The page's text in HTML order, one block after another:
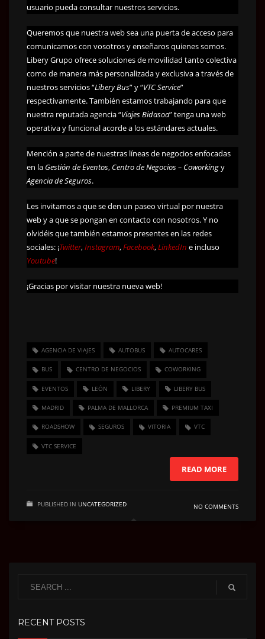
usuario pueda consultar nuestros servicios.
Queremos que nuestra web sea una puerta de acceso para
comunicarnos con vosotros y enseñaros quienes somos.
Libery Grupo ofrece soluciones de movilidad tanto colectiva
como de manera más personalizada y exclusiva a través de
nuestros servicios “Libery Bus” y “VTC Service”
respectivamente. También estamos trabajando para que
nuestra reputada agencia “Viajes Bidasoa” tenga una web
operativa y funcional acorde a los estándares actuales.
Mención a parte de nuestras líneas de negocios enfocadas
en la Gestión de Eventos, Centro de Negocios – Coworkingy
Agencia de Seguros.
Les invitamos a que se den un paseo virtual por nuestra
web y a que se pongan en contacto con nosotros. Y no
olvidéis que también estamos presentes en las redes
sociales: ¡Twitter,Instagram,Facebook,LinkedIn e incluso
Youtube!
¡Gracias por visitar nuestra nueva web!
AGENCIA DE VIAJES AUTOBUS AUTOCARES
BUS CENTRO DE NEGOCIOS COWORKING
EVENTOS LEÓN LIBERY LIBERY BUS
MADRID PALMA DE MALLORCA PREMIUM TAXI
ROADSHOW SEGUROS VITORIA VTC
VTC SERVICE
READ MORE
PUBLISHED IN UNCATEGORIZED NO COMMENTS
RECENT POSTS